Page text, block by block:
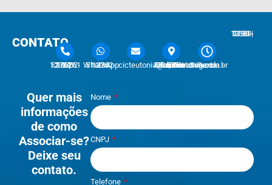
CONTATO
51 3762-1233 | 51 3762-1030 51 3762-1233 WhatsAppcicteutonia@cicteutonia.com.br
Rua Um Sul, 77 - Centro Administrativo Teutônia - RS Segunda - Sexta
7:30 - 12:00 | 13:30 - 17:30
Quer mais
informações
de como
Associar-se?
Deixe seu
contato.
Nome
CNPJ
Telefone